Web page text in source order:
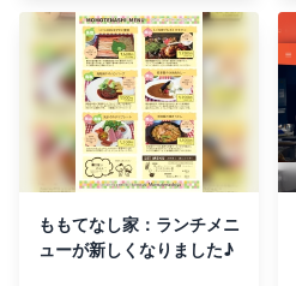
ももてなし家：ランチメニ
ューが新しくなりました♪